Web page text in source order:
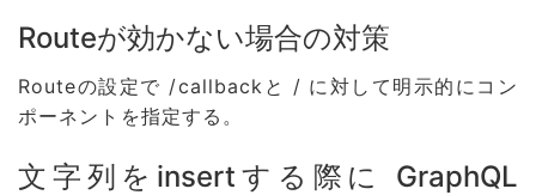
Routeが効かない場合の対策
Routeの設定で /callbackと / に対して明示的にコン
ポーネントを指定する。
文字列をinsertする際に GraphQL